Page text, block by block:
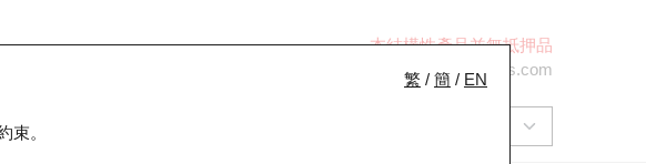
本結構性產品並無抵押品
ol-hkwarrants@ubs.com
繁 / 簡 / EN
束。